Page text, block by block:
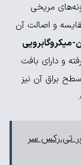
مریخی
و اصالت آن
میکروگابرویی
و دارای بافت
براق آن نیز
تی‌.رکس سر